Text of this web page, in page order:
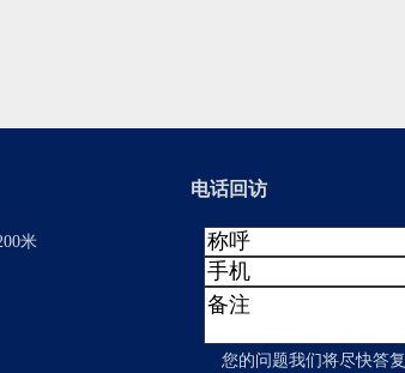
米
电话回访
您的问题我们将尽快答复